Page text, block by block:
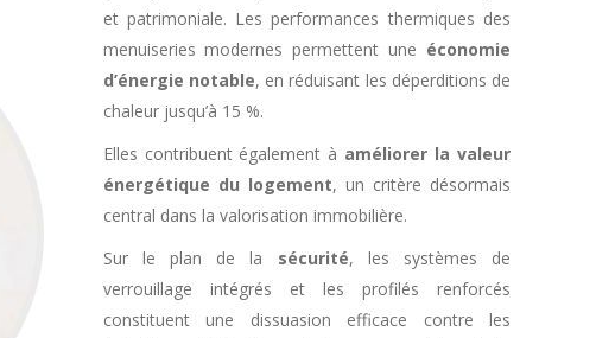
et patrimoniale. Les performances thermiques des
menuiseries modernes permettent une économie
d’énergie notable, en réduisant les déperditions de
chaleur jusqu’à 15 %.
Elles contribuent également à améliorer la valeur
énergétique du logement, un critère désormais
central dans la valorisation immobilière.
Sur le plan de la sécurité, les systèmes de
verrouillage intégrés et les profilés renforcés
constituent une dissuasion efficace contre les